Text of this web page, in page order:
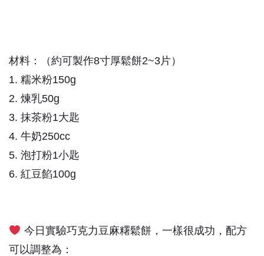
材料：（約可製作8寸厚鬆餅2~3片）
1. 糯米粉150g
2. 煉乳50g
3. 抹茶粉1大匙
4. 牛奶250cc
5. 泡打粉1小匙
6. 紅豆餡100g
今日實驗巧克力豆麻糬鬆餅，一樣很成功，配方
可以調整為：